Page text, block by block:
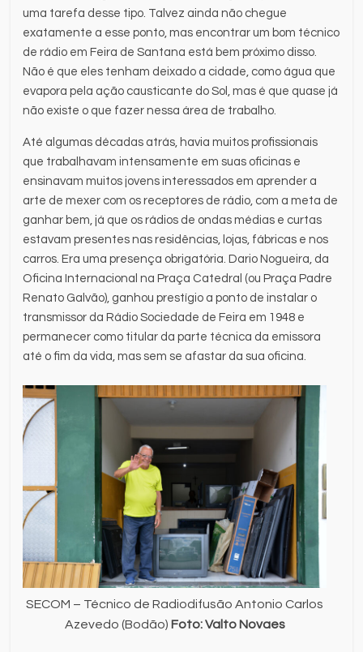
uma tarefa desse tipo. Talvez ainda não chegue
exatamente a esse ponto, mas encontrar um bom técnico
de rádio em Feira de Santana está bem próximo disso.
Não é que eles tenham deixado a cidade, como água que
evapora pela ação causticante do Sol, mas é que quase já
não existe o que fazer nessa área de trabalho.
Até algumas décadas atrás, havia muitos profissionais
que trabalhavam intensamente em suas oficinas e
ensinavam muitos jovens interessados em aprender a
arte de mexer com os receptores de rádio, com a meta de
ganhar bem, já que os rádios de ondas médias e curtas
estavam presentes nas residências, lojas, fábricas e nos
carros. Era uma presença obrigatória. Dario Nogueira, da
Oficina Internacional na Praça Catedral (ou Praça Padre
Renato Galvão), ganhou prestígio a ponto de instalar o
transmissor da Rádio Sociedade de Feira em 1948 e
permanecer como titular da parte técnica da emissora
até o fim da vida, mas sem se afastar da sua oficina.
SECOM – Técnico de Radiodifusão Antonio Carlos
Azevedo (Bodão) Foto: Valto Novaes